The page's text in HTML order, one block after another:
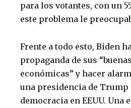
para los votantes, con un
este problema le
Frente a todo esto, Biden
propaganda de sus
económicas” y hacer
una presidencia de Trump
democracia en EEUU. Una